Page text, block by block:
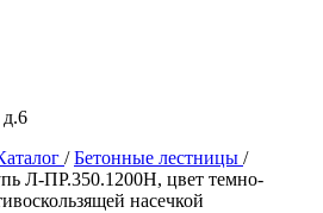
д.6
/ Бетонные лестницы /
Л-ПР.350.1200Н, цвет темно-
насечкой